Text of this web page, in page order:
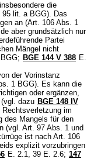
die
95 lit. a BGG). Das
an (Art. 106 Abs. 1
aber grundsätzlich nur
Partei
Mängel nicht
; BGE 144 V 388 E.
der Vorinstanz
1 BGG). Es kann die
oder ergänzen,
dazu BGE 148 IV
im
des Mangels für den
(vgl. Art. 97 Abs. 1 und
ist nach Art. 106
explizit vorzubringen
E. 2.1, 39 E. 2.6; 147